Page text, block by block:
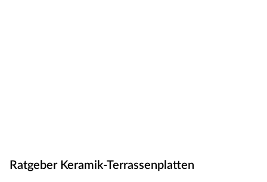
Ratgeber Keramik-Terrassenplatten